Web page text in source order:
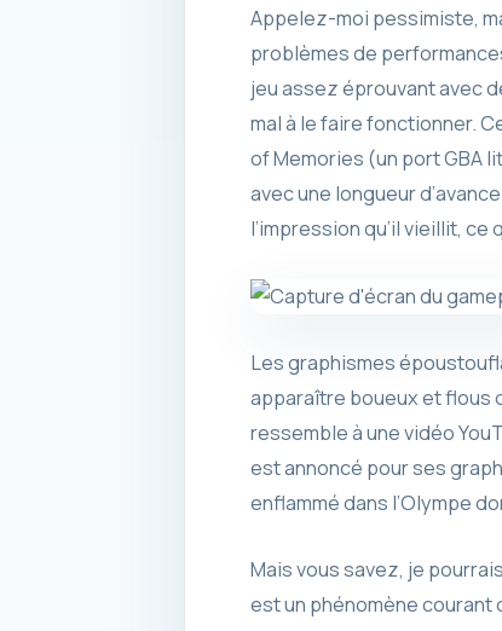
Appelez-moi pessimiste,
problèmes de
jeu assez éprouvant avec
mal à le faire fonctionner.
of Memories (un port GBA
avec une longueur
l’impression qu’il vieillit,
Les graphismes
apparaître boueux et flous
ressemble à une vidéo
est annoncé pour ses
enflammé dans l’Olympe
Mais vous savez, je
est un phénomène